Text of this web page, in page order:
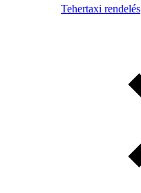
Tehertaxi rendelés